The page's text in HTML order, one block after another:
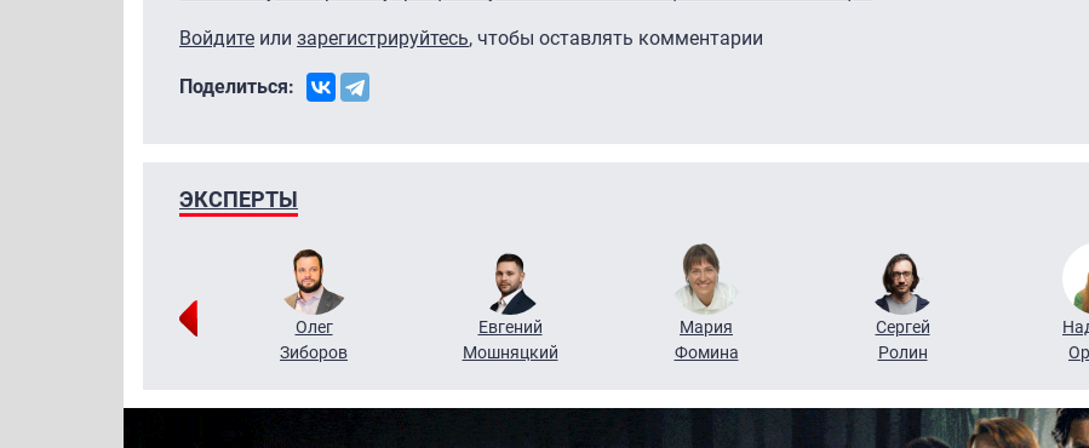
Войдите или зарегистрируйтесь, чтобы оставлять комментарии
Поделиться:
ЭКСПЕРТЫ
Олег
Зиборов
Евгений
Мошняцкий
Мария
Фомина
Сергей
Ролин